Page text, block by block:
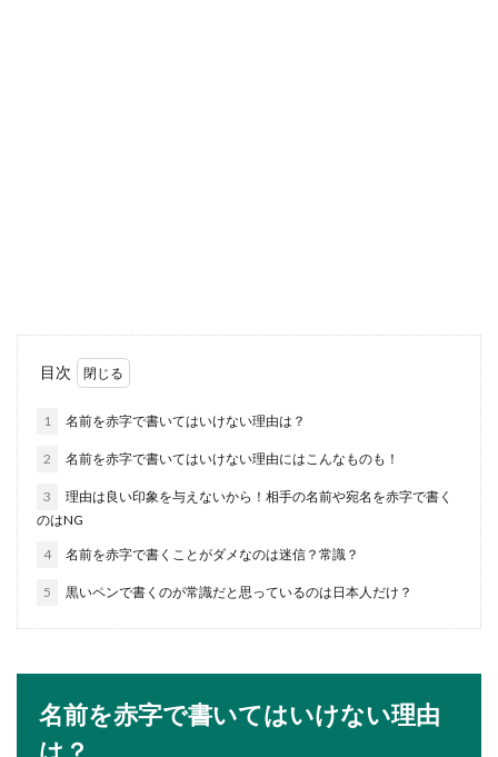
ご祝儀はいくら用意すればいいのか迷ってしまう
のではないで...
誕生日プレゼントに財布を贈る際に込
なら、特別なものを贈りたいですよね。しかし、
プレゼン...
目次
1 名前を赤字で書いてはいけない理由は？
2 名前を赤字で書いてはいけない理由にはこんなものも！
3
理由は良い印象を与えないから！相手の名前や宛名を赤字で書く
のはNG
4 名前を赤字で書くことがダメなのは迷信？常識？
5 黒いペンで書くのが常識だと思っているのは日本人だけ？
名前を赤字で書いてはいけない理由
は？